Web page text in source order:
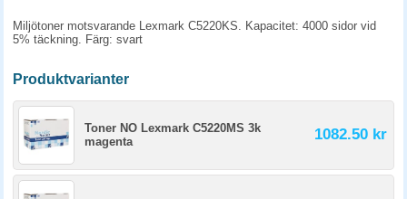
Miljötoner motsvarande Lexmark C5220KS. Kapacitet: 4000 sidor vid
5% täckning. Färg: svart
Produktvarianter
Toner NO Lexmark C5220MS 3k
magenta
1082.50 kr